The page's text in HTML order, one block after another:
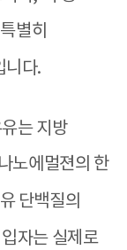
별히
니다.
는 지방
노에멀젼의 한
단백질의
입자는 실제로